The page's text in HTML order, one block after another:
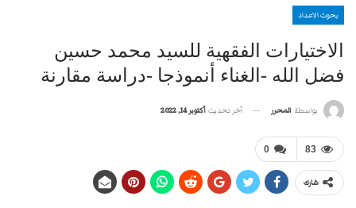
بحوث الاعداد
الاختيارات الفقهية للسيد محمد حسين
فضل الله -الغناء أنموذجا -دراسة مقارنة
بواسطة المحرر آخر تحديث أكتوبر 14, 2022
0 83
شارك